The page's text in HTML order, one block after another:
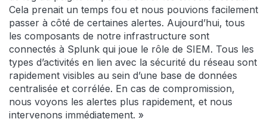
Cela prenait un temps fou et nous pouvions facilement
passer à côté de certaines alertes. Aujourd’hui, tous
les composants de notre infrastructure sont
connectés à Splunk qui joue le rôle de SIEM. Tous les
types d’activités en lien avec la sécurité du réseau sont
rapidement visibles au sein d’une base de données
centralisée et corrélée. En cas de compromission,
nous voyons les alertes plus rapidement, et nous
intervenons immédiatement. »